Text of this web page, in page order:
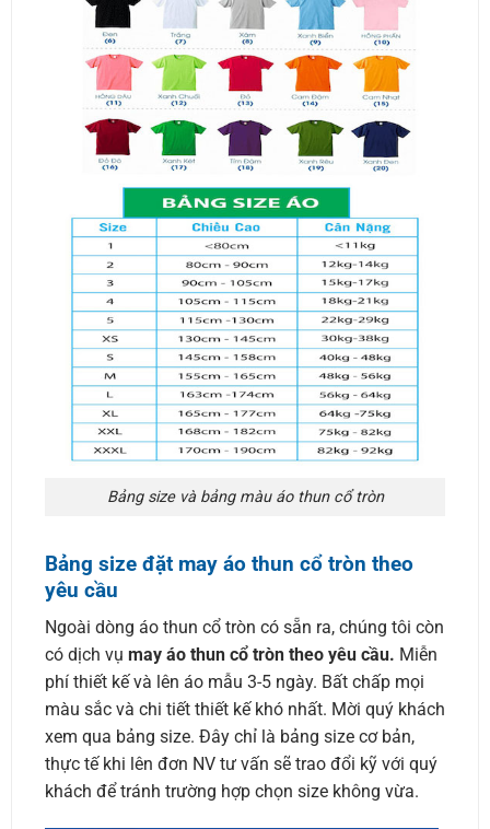
Bảng size và bảng màu áo thun cổ tròn
Bảng size đặt may áo thun cổ tròn theo
yêu cầu
Ngoài dòng áo thun cổ tròn có sẵn ra, chúng tôi còn
có dịch vụ may áo thun cổ tròn theo yêu cầu. Miễn
phí thiết kế và lên áo mẫu 3-5 ngày. Bất chấp mọi
màu sắc và chi tiết thiết kế khó nhất. Mời quý khách
xem qua bảng size. Đây chỉ là bảng size cơ bản,
thực tế khi lên đơn NV tư vấn sẽ trao đổi kỹ với quý
khách để tránh trường hợp chọn size không vừa.